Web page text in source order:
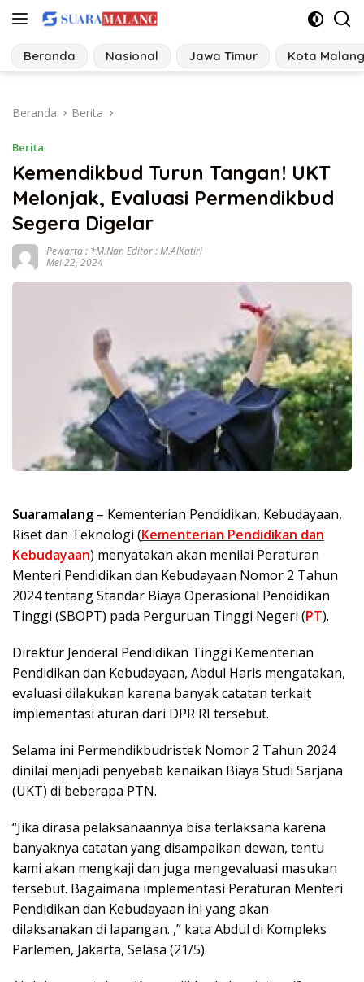
Langsung
konten
Beranda Nasional Jawa Timur Kota Malang
Beranda Berita
Berita
Kemendikbud Turun Tangan! UKT
Melonjak, Evaluasi Permendikbud
Segera Digelar
Pewarta : *M.Nan Editor : M.AlKatiri
Mei 22, 2024
Suaramalang – Kementerian Pendidikan, Kebudayaan,
Riset dan Teknologi (Kementerian Pendidikan dan
Kebudayaan) menyatakan akan menilai Peraturan
Menteri Pendidikan dan Kebudayaan Nomor 2 Tahun
2024 tentang Standar Biaya Operasional Pendidikan
Tinggi (SBOPT) pada Perguruan Tinggi Negeri (PT).
Direktur Jenderal Pendidikan Tinggi Kementerian
Pendidikan dan Kebudayaan, Abdul Haris mengatakan,
evaluasi dilakukan karena banyak catatan terkait
implementasi aturan dari DPR RI tersebut.
Selama ini Permendikbudristek Nomor 2 Tahun 2024
dinilai menjadi penyebab kenaikan Biaya Studi Sarjana
(UKT) di beberapa PTN.
“Jika dirasa pelaksanaannya bisa terlaksana karena
banyaknya catatan yang disampaikan dewan, tentu
kami akan mengkaji dan juga mengevaluasi masukan
tersebut. Bagaimana implementasi Peraturan Menteri
Pendidikan dan Kebudayaan ini yang akan
dilaksanakan di lapangan. ,” kata Abdul di Kompleks
Parlemen, Jakarta, Selasa (21/5).